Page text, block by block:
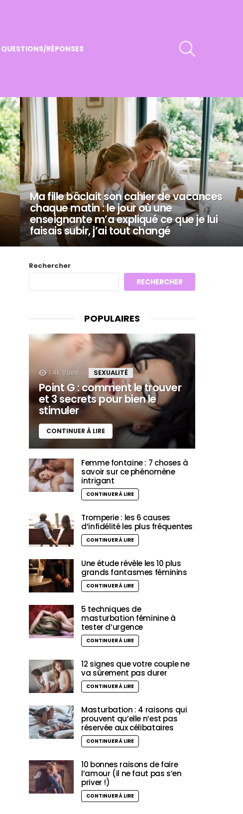
QUESTIONS/RÉPONSES
Ma fille bâclait son cahier de vacances
chaque matin : le jour où une
enseignante m’a expliqué ce que je lui
faisais subir, j’ai tout changé
Rechercher
RECHERCHER
POPULAIRES
1.4k Vues SEXUALITÉ
Point G : comment le trouver
et 3 secrets pour bien le
stimuler
CONTINUER À LIRE
Femme fontaine : 7 choses à
savoir sur ce phénomène
intrigant
CONTINUER À LIRE
Tromperie : les 6 causes
d’infidélité les plus fréquentes
CONTINUER À LIRE
Une étude révèle les 10 plus
grands fantasmes féminins
CONTINUER À LIRE
5 techniques de
masturbation féminine à
tester d’urgence
CONTINUER À LIRE
12 signes que votre couple ne
va sûrement pas durer
CONTINUER À LIRE
Masturbation : 4 raisons qui
prouvent qu’elle n’est pas
réservée aux célibataires
CONTINUER À LIRE
10 bonnes raisons de faire
l’amour (il ne faut pas s’en
priver !)
CONTINUER À LIRE